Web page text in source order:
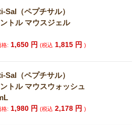
Sal（ペプチサル）
トル マウスジェル
格: 1,650 円(税込 1,815 円)
Sal（ペプチサル）
トル マウスウォッシュ
格: 1,980 円(税込 2,178 円)